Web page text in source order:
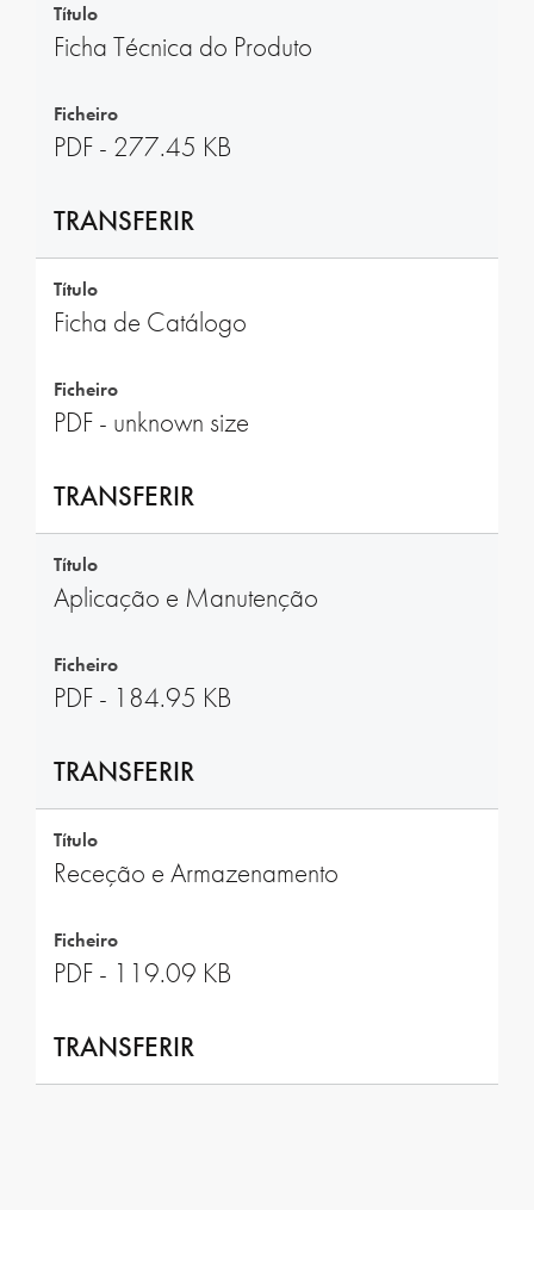
Título
Ficha Técnica do Produto
Ficheiro
PDF - 277.45 KB
TRANSFERIR
Título
Ficha de Catálogo
Ficheiro
PDF - unknown size
TRANSFERIR
Título
Aplicação e Manutenção
Ficheiro
PDF - 184.95 KB
TRANSFERIR
Título
Receção e Armazenamento
Ficheiro
PDF - 119.09 KB
TRANSFERIR